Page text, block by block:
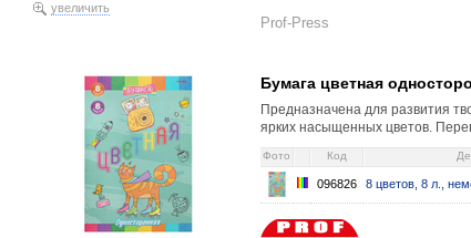
увеличить
Prof-Press
Бумага цветная
Предназначена для развития
ярких насыщенных цветов.
Фото Код
096826 8 цветов, 8 л.,